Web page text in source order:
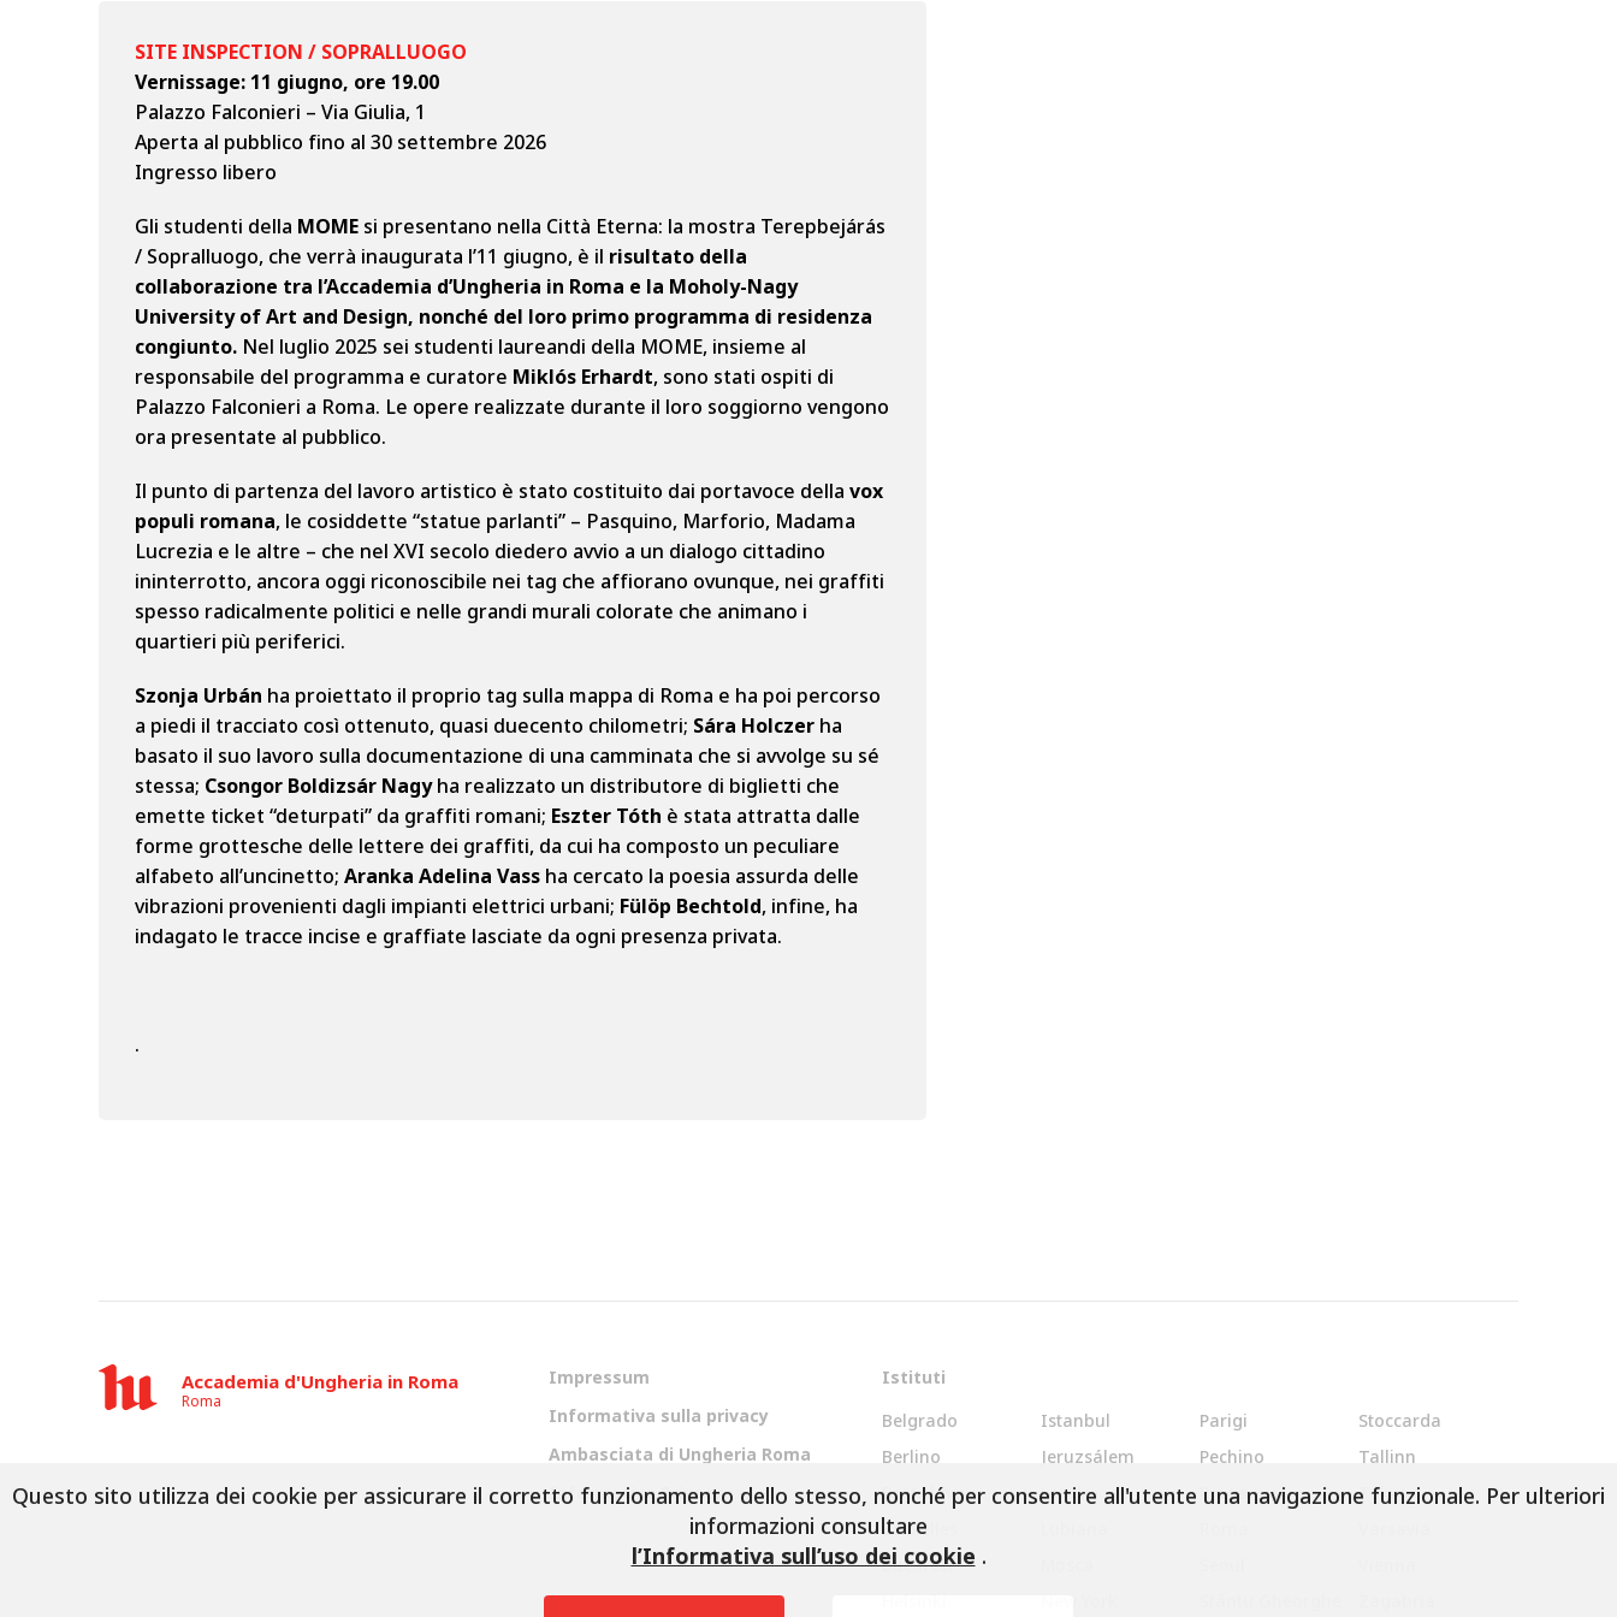
SITE INSPECTION / SOPRALLUOGO
Vernissage: 11 giugno, ore 19.00
Palazzo Falconieri – Via Giulia, 1
Aperta al pubblico fino al 30 settembre 2026
Ingresso libero
Gli studenti della MOME si presentano nella Città Eterna: la mostra Terepbejárás
/ Sopralluogo, che verrà inaugurata l’11 giugno, è il risultato della
collaborazione tra l’Accademia d’Ungheria in Roma e la Moholy-Nagy
University of Art and Design, nonché del loro primo programma di residenza
congiunto. Nel luglio 2025 sei studenti laureandi della MOME, insieme al
responsabile del programma e curatore Miklós Erhardt, sono stati ospiti di
Palazzo Falconieri a Roma. Le opere realizzate durante il loro soggiorno vengono
ora presentate al pubblico.
Il punto di partenza del lavoro artistico è stato costituito dai portavoce della vox
populi romana, le cosiddette “statue parlanti” – Pasquino, Marforio, Madama
Lucrezia e le altre – che nel XVI secolo diedero avvio a un dialogo cittadino
ininterrotto, ancora oggi riconoscibile nei tag che affiorano ovunque, nei graffiti
spesso radicalmente politici e nelle grandi murali colorate che animano i
quartieri più periferici.
Szonja Urbán ha proiettato il proprio tag sulla mappa di Roma e ha poi percorso
a piedi il tracciato così ottenuto, quasi duecento chilometri; Sára Holczer ha
basato il suo lavoro sulla documentazione di una camminata che si avvolge su sé
stessa; Csongor Boldizsár Nagyha realizzato un distributore di biglietti che
emette ticket “deturpati” da graffiti romani; Eszter Tóth è stata attratta dalle
forme grottesche delle lettere dei graffiti, da cui ha composto un peculiare
alfabeto all’uncinetto; Aranka Adelina Vass ha cercato la poesia assurda delle
vibrazioni provenienti dagli impianti elettrici urbani; Fülöp Bechtold, infine, ha
indagato le tracce incise e graffiate lasciate da ogni presenza privata.
.
Accademia d'Ungheria in Roma
Roma
Impressum
Informativa sulla privacy
Ambasciata di Ungheria Roma
Informativa Privacy
Istituti
Belgrado
Berlino
Bratislava
Bruxelles
Bucarest
Istanbul
Jeruzsálem
Londra
Parigi
Pechino
Praga
Stoccarda
Tallinn
Tokyo
Questo sito utilizza dei cookie per assicurare il corretto funzionamento dello stesso, nonché per consentire all'utente una navigazione funzionale. Per ulteriori
informazioni consultare
l’Informativa sull’uso dei cookie .